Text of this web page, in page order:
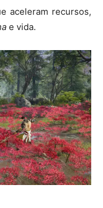
aceleram recursos,
e vida.